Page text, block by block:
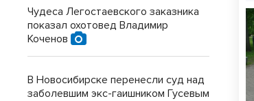
Чудеса Легостаевского заказника
показал охотовед Владимир
Коченов
В Новосибирске перенесли суд над
заболевшим экс-гаишником Гусевым